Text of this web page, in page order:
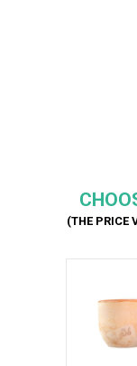
(THE PRICE